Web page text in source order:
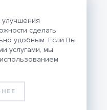
сделать
удобным. Если Вы
услугами, мы